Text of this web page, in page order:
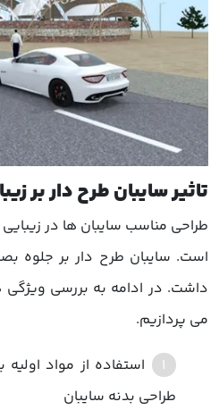
تاثیر سایبان طرح دار بر
طراحی مناسب سایبان ها در
است. سایبان طرح دار بر جلوه
داشت. در ادامه به بررسی ویژگی
می پردازیم.
استفاده از مواد
طراحی بدنه سایبان